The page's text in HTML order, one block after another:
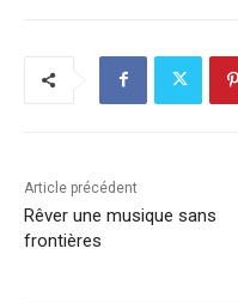
Article précédent
Rêver une musique sans
frontières